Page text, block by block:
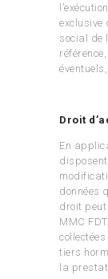
exclusive
social de
Droit
En
données
droit
MMC
tiers
la